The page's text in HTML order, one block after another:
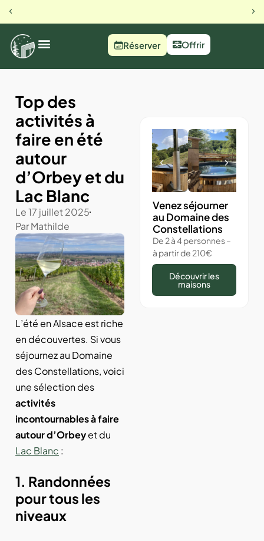
Réserver Offrir
Top des
activités à
faire en été
autour
d’Orbey et du
Lac Blanc
Le17 juillet 2025
ParMathilde
L’été en Alsace est riche
en découvertes. Si vous
séjournez au Domaine
des Constellations, voici
une sélection des
activités
incontournables à faire
autour d’Orbeyet du
Lac Blanc :
1. Randonnées
pour tous les
niveaux
Venez séjourner
au Domaine des
Constellations
De 2 à 4 personnes –
à partir de 210€
Découvrir les
maisons